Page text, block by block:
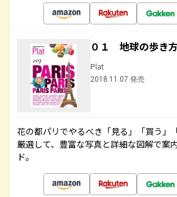
０１ 地球の歩き
Plat
2018.11.07 発売
花の都パリでやるべき「見る」「買う」
厳選して、豊富な写真と詳細な図解で案
ド。